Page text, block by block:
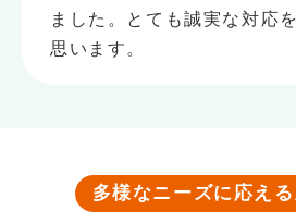
ました。とても誠実な対応
思います。
多様なニーズに応え